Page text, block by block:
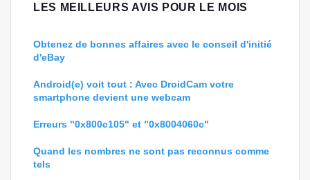
LES MEILLEURS AVIS POUR LE MOIS
Obtenez de bonnes affaires avec le conseil d'initié
d'eBay
Android(e) voit tout : Avec DroidCam votre
smartphone devient une webcam
Erreurs "0x800c105" et "0x8004060c"
Quand les nombres ne sont pas reconnus comme
tels